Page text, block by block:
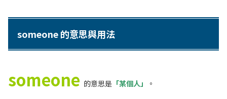
someone 的意思與用法
someone 的意思是 「某個人」 。